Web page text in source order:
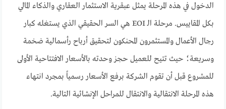
الدخول في هذه المرحلة يمثل عبقرية الاستثمار العقاري والذكاء المالي
بكل المقاييس. مرحلة الـ EOI هي السر الحقيقي الذي يستغله كبار
رجال الأعمال والمستثمرون المحنكون لتحقيق أرباح رأسمالية ضخمة
وسريعة؛ حيث تتيح للعميل حجز وحدته بالأسعار الافتتاحية الأولى
للمشروع قبل أن تقوم الشركة برفع الأسعار رسمياً بمجرد انتهاء
هذه المرحلة الانتقالية والانتقال للمراحل الإنشائية التالية.